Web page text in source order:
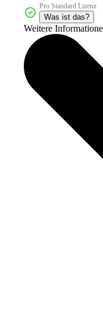
Pro Standard Lizenz
Was ist das?
Weitere